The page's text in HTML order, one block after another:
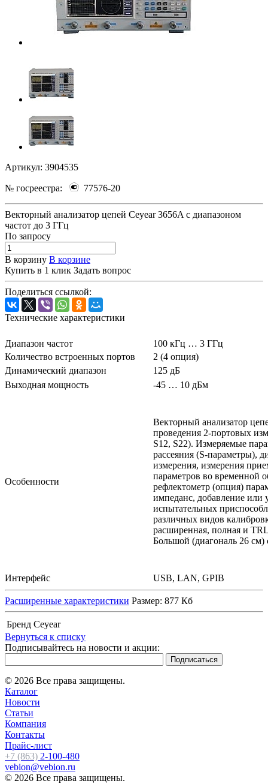
Артикул: 3904535
№ госреестра: 77576-20
Векторный анализатор цепей Ceyear 3656A с диапазоном
частот до 3 ГГц
По запросу
В корзину В корзине
Купить в 1 клик Задать вопрос
Поделиться ссылкой:
Технические характеристики
Диапазон частот
100 кГц … 3 ГГц
Количество встроенных портов
2 (4 опция)
Динамический диапазон
125 дБ
Выходная мощность
-45 … 10 дБм
Особенности
Векторный анализатор
проведения 2-портовых
S12, S22). Измеряемые
рассеяния (S-параметры),
измерения, измерения
параметров во временной
рефлектометр (опция)
импеданс, добавление или
испытательных
различных видов
расширенная, полная и
Большой (диагональ 26 см)
Интерфейс USB, LAN, GPIB
Расширенные характеристики Размер: 877 Кб
Бренд Ceyear
Вернуться к списку
Подписывайтесь на новости и акции:
© 2026 Все права защищены.
Каталог
Новости
Статьи
Компания
Контакты
Прайс-лист
+7 (863) 2-100-480
vebion@vebion.ru
© 2026 Все права защищены.